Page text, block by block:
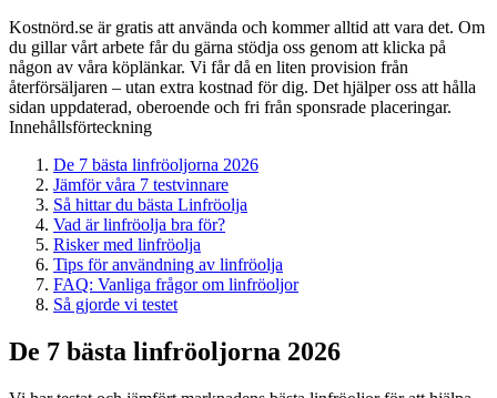
Kostnörd.se är gratis att använda och kommer alltid att vara det. Om
du gillar vårt arbete får du gärna stödja oss genom att klicka på
någon av våra köplänkar. Vi får då en liten provision från
återförsäljaren – utan extra kostnad för dig. Det hjälper oss att hålla
sidan uppdaterad, oberoende och fri från sponsrade placeringar.
Innehållsförteckning
De 7 bästa linfröoljorna 2026
Jämför våra 7 testvinnare
Så hittar du bästa Linfröolja
Vad är linfröolja bra för?
Risker med linfröolja
Tips för användning av linfröolja
FAQ: Vanliga frågor om linfröoljor
Så gjorde vi testet
De 7 bästa linfröoljorna 2026